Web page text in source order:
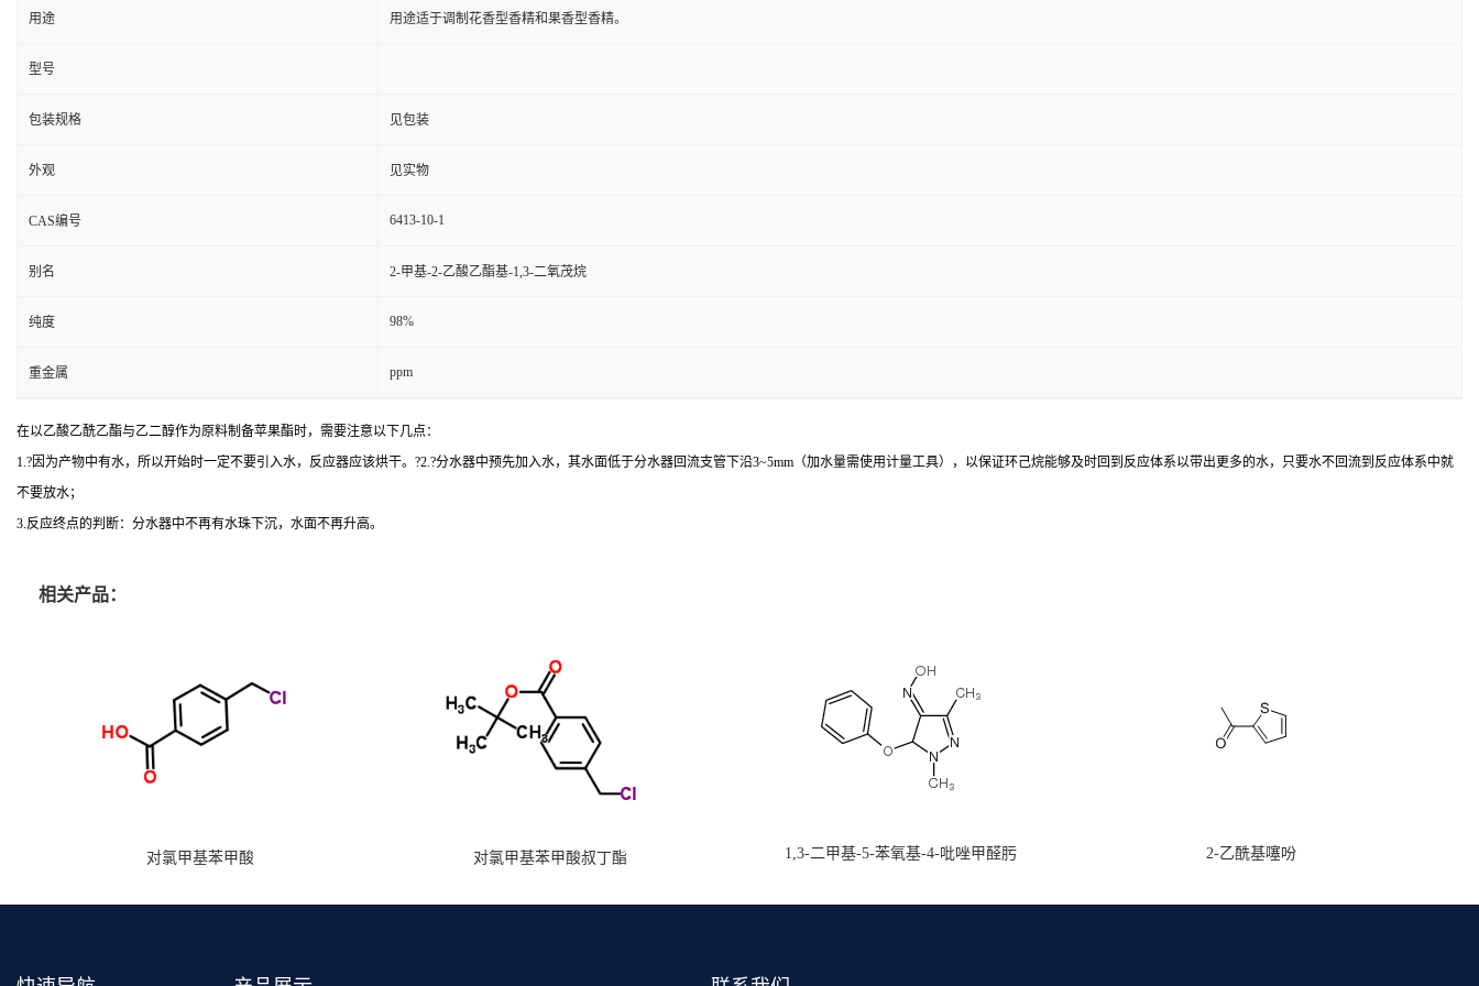
用途 用途适于调制花香型香精和果香型香精。
型号
包装规格 见包装
外观 见实物
CAS编号 6413-10-1
别名 2-甲基-2-乙酸乙酯基-1,3-二氧茂烷
纯度 98%
重金属 ppm
在以乙酸乙酰乙酯与乙二醇作为原料制备苹果酯时，需要注意以下几点：
1.?因为产物中有水，所以开始时一定不要引入水，反应器应该烘干。?2.?分水器中预先加入水，其水面低于分水器回流支管下沿3~5mm（加水量需使用计量工具），以保证环己烷能够及时回到反应体系以带出更多的水，只要水不回流到反应体系中就
不要放水；
3.反应终点的判断：分水器中不再有水珠下沉，水面不再升高。
相关产品：
对氯甲基苯甲酸 对氯甲基苯甲酸叔丁酯 1,3-二甲基-5-苯氧基-4-吡唑甲醛肟 2-乙酰基噻吩